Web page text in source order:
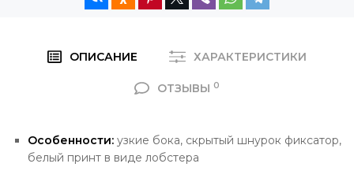
ОПИСАНИЕ ХАРАКТЕРИСТИКИ
ОТЗЫВЫ 0
Особенности: узкие бока, скрытый шнурок фиксатор,
белый принт в виде лобстера